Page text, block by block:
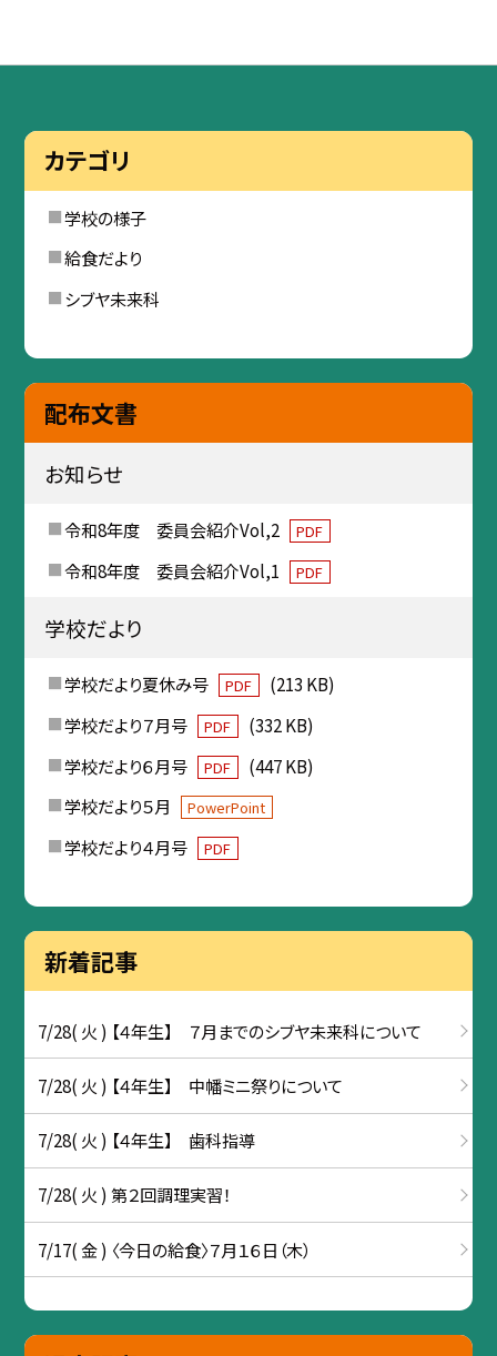
カテゴリ
学校の様子
給食だより
シブヤ未来科
配布文書
お知らせ
令和8年度 委員会紹介Vol,2 PDF
令和8年度 委員会紹介Vol,1 PDF
学校だより
学校だより夏休み号 PDF
(213 KB)
学校だより７月号
PDF
(332 KB)
学校だより６月号
PDF
(447 KB)
学校だより５月
PowerPoint
学校だより４月号 PDF
新着記事
7/28( 火 ) 【４年生】 ７月までのシブヤ未来科について
7/28( 火 ) 【４年生】 中幡ミニ祭りについて
7/28( 火 ) 【４年生】 歯科指導
7/28( 火 ) 第２回調理実習！
7/17( 金 ) 〈今日の給食〉７月１６日（木）